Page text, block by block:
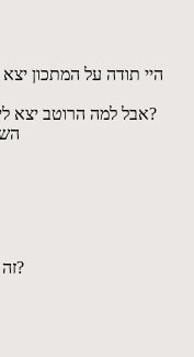
היי תודה על המתכון
אבל למה הרוטב יצא לי חום כזה, ואצלך בתמונות אדום בוהק?
זה באמת מוזר, העגבניות של מוטי?